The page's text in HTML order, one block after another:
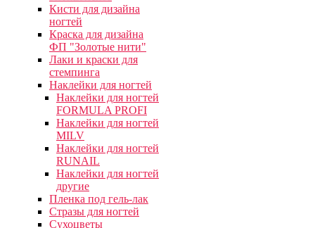
Кисти для дизайна
ногтей
Краска для дизайна
ФП "Золотые нити"
Лаки и краски для
стемпинга
Наклейки для ногтей
Наклейки для ногтей
FORMULA PROFI
Наклейки для ногтей
MILV
Наклейки для ногтей
RUNAIL
Наклейки для ногтей
другие
Пленка под гель-лак
Стразы для ногтей
Сухоцветы